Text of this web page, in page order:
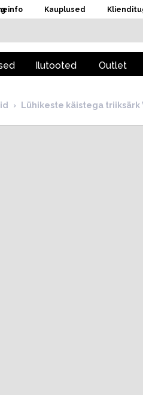
Kauplused
Ilutooted Outlet
› Lühikeste käistega triiksärk